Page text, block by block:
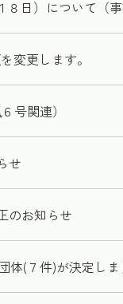
日）について（事
変更します。
号関連）
せ
のお知らせ
体(７件)が決定しま